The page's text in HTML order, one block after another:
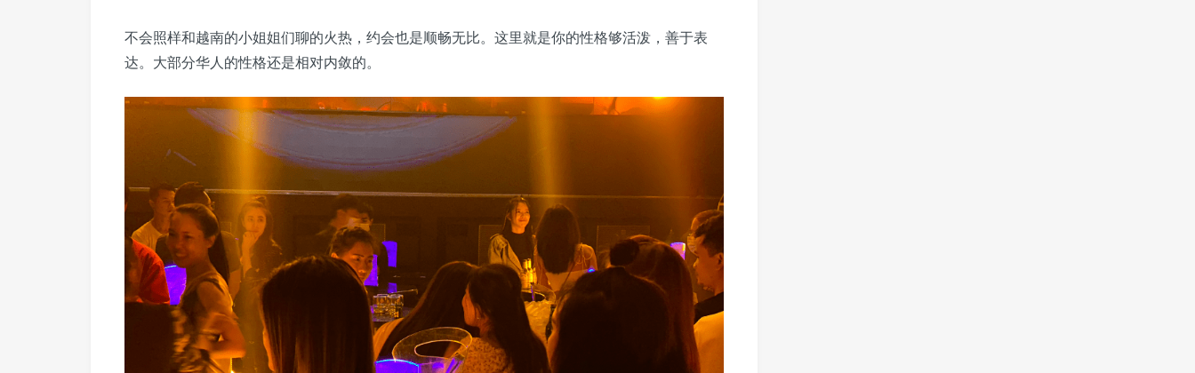
不会照样和越南的小姐姐们聊的火热，约会也是顺畅无比。这里就是你的性格够活泼，善于表
达。大部分华人的性格还是相对内敛的。